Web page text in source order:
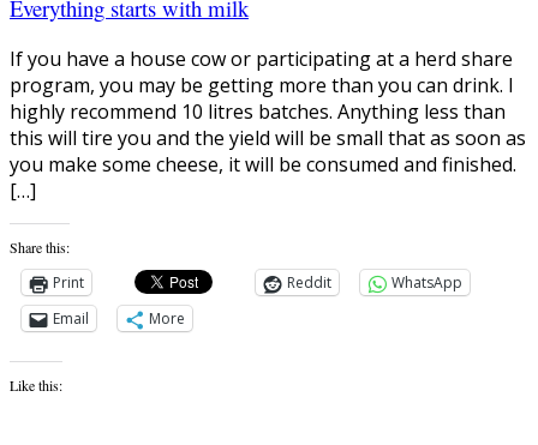
Everything starts with milk
If you have a house cow or participating at a herd share
program, you may be getting more than you can drink. I
highly recommend 10 litres batches. Anything less than
this will tire you and the yield will be small that as soon as
you make some cheese, it will be consumed and finished.
[…]
Share this:
Print Reddit
WhatsApp
Email
More
Like this: